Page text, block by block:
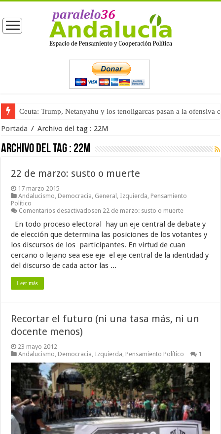
Ceuta: Trump, Netanyahu y los tenoligarcas pasan a la ofensiva
Portada / Archivo del tag : 22M
Archivo del tag : 22M
22 de marzo: susto o muerte
17 marzo 2015
Andalucismo, Democracia, General , Izquierda, Pensamiento
Político
Comentarios desactivadosen 22 de marzo: susto o muerte
En todo proceso electoral hay un eje central de debate y
de elección que determina las posiciones de los votantes y
los discursos de los participantes. En virtud de cuan
cercano o lejano sea ese eje el eje central de la identidad y
del discurso de cada actor las ...
Leer más
Recortar el futuro (ni una tasa más, ni un
docente menos)
23 mayo 2012
Andalucismo, Democracia, Izquierda, Pensamiento Político 1